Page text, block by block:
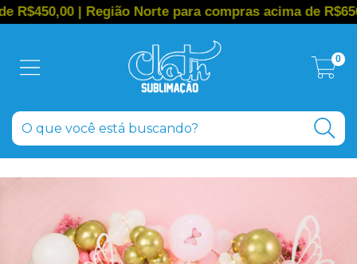
| Região Norte para compras acima de R$650,00
0